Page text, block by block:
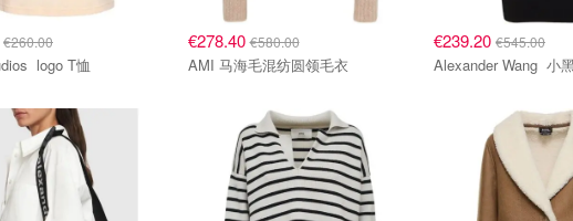
€260.00
Acne Studios logo T恤
€278.40€580.00
AMI 马海毛混纺圆领毛衣
€239.20 €545.00
Alexander